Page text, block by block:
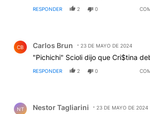
RESPONDER 2 0
CB Carlos Brun 23 DE MAYO DE 2024
"Pichichi" Scioli dijo que Cri$tina
RESPONDER 2 0
NT Nestor Tagliarini 23 DE MAYO DE 2024